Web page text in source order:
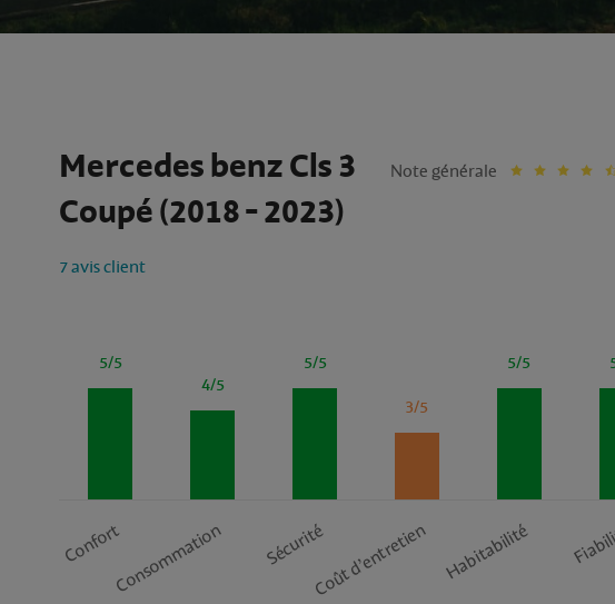
Mercedes benz Cls 3
Coupé (2018 - 2023)
7 avis client
Note générale
5/5
Confort
4/5
Consommation
5/5
Sécurité
3/5
Coût d’entretien
5/5
Habitabilité